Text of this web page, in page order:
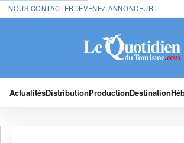
NOUS CONTACTERDEVENEZ ANNONCEUR
ActualitésDistributionProductionDestination